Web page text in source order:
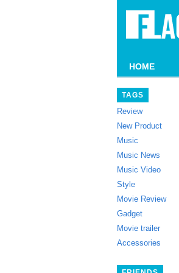
HOME
TAGS
Review
New Product
Music
Music News
Music Video
Style
Movie Review
Gadget
Movie trailer
Accessories